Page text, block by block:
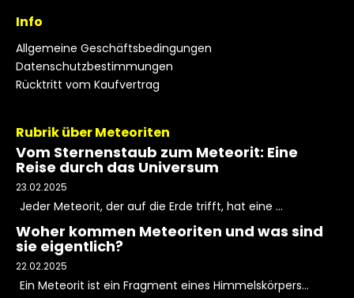
Info
Allgemeine Geschäftsbedingungen
Datenschutzbestimmungen
Rücktritt vom Kaufvertrag
Rubrik über Meteoriten
Vom Sternenstaub zum Meteorit: Eine
Reise durch das Universum
23.02.2025
Jeder Meteorit, der auf die Erde trifft, hat eine ...
Woher kommen Meteoriten und was sind
sie eigentlich?
22.02.2025
Ein Meteorit ist ein Fragment eines Himmelskörpers...